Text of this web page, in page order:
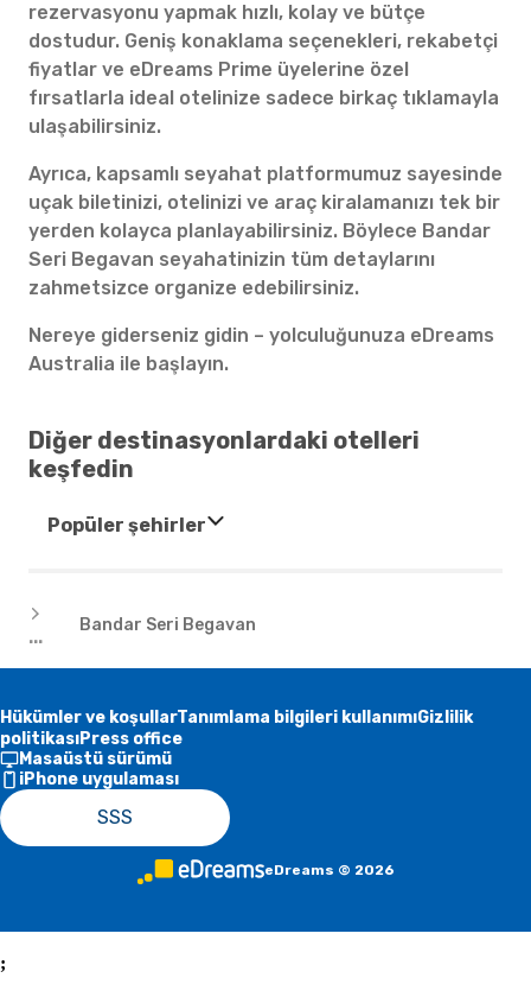
rezervasyonu yapmak hızlı, kolay ve bütçe
dostudur. Geniş konaklama seçenekleri, rekabetçi
fiyatlar ve eDreams Prime üyelerine özel
fırsatlarla ideal otelinize sadece birkaç tıklamayla
ulaşabilirsiniz.
Ayrıca, kapsamlı seyahat platformumuz sayesinde
uçak biletinizi, otelinizi ve araç kiralamanızı tek bir
yerden kolayca planlayabilirsiniz. Böylece Bandar
Seri Begavan seyahatinizin tüm detaylarını
zahmetsizce organize edebilirsiniz.
Nereye giderseniz gidin – yolculuğunuza eDreams
Australia ile başlayın.
Diğer destinasyonlardaki otelleri
keşfedin
Popüler şehirler
...
Bandar Seri Begavan
Hükümler ve koşullarTanımlama bilgileri kullanımıGizlilik
politikasıPress office
Masaüstü sürümü
iPhone uygulaması
SSS
eDreams © 2026
;